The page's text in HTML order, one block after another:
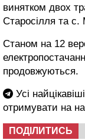
винятком двох
Старосілля та с.
Станом на 12
продовжуються.
Усі
отримувати на
ПОДІЛИТИСЬ